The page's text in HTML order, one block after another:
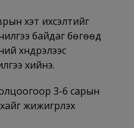
хэт ихсэлтийг
байдаг бөгөөд
хүндрэлээс
хийнэ.
3-6 сарын
жижигрүүлэх